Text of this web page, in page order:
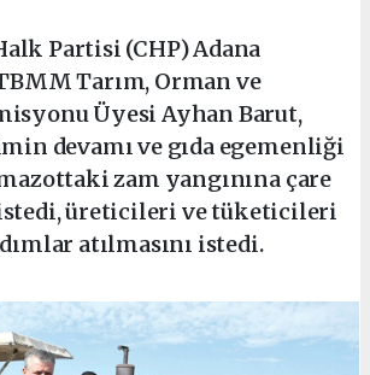
Partisi (CHP) Adana
Tarım, Orman ve
Üyesi Ayhan Barut,
devamı ve gıda egemenliği
zam yangınına çare
istedi, üreticileri ve tüketicileri
atılmasını istedi.